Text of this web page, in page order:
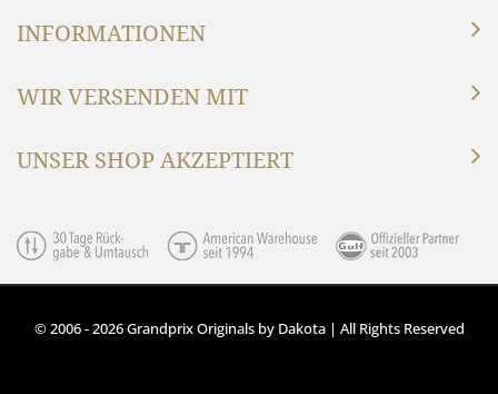
INFORMATIONEN
WIR VERSENDEN MIT
UNSER SHOP AKZEPTIERT
© 2006 - 2026 Grandprix Originals by Dakota | All Rights Reserved